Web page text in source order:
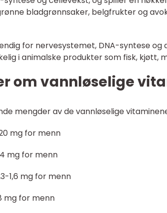
bladgrønnsaker, belgfrukter og
for nervesystemet, DNA-syntese og
i animalske produkter som fisk, kjøtt,
om vannløselige
mengder av de vannløselige
mg for menn
mg for menn
1,6 mg for menn
mg for menn